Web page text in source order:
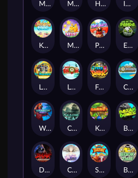
Mystery Motel Mayan Stackways Harvest Wilds Immortal Desire
Keep 'em Cool Magic Piggy Pug Life Eye of the Panda
Le Pharaoh Let It Snow Fear the Dark Cash Compass
Warrior Ways Cursed Seas King Carrot Break Bones
Dark Summoning Cloud Princess Shaolin Master Book of Time